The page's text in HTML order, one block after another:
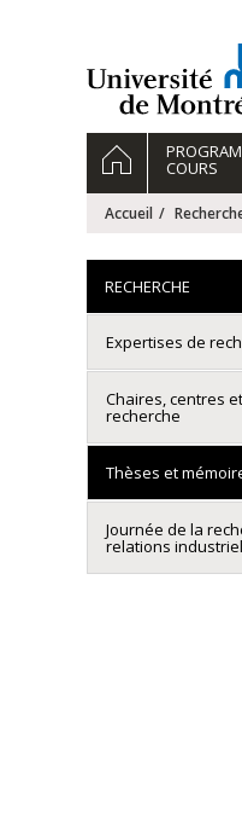
Navigation
principale
ACCUEIL
COURS
Accueil
RECHERCHE
Expertises de
Chaires, centres
recherche
Thèses et
Journée de la
relations